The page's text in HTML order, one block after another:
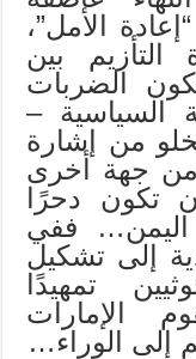
وبدء “إعادة الأمل”،
بين
الضربات
السياسية –
من إشارة
من جهة أخرى
تكون دحرًا
اليمن… ففي
إلى تشكيل
تمهيدًا
الإمارات
إلى الوراء…